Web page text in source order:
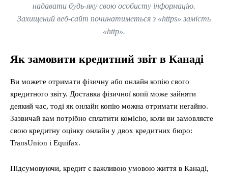
надавати будь-яку свою особисту інформацію.
Захищений веб-сайт починатиметься з «https» замість
«http».
Як замовити кредитний звіт в Канаді
Ви можете отримати фізичну або онлайн копію свого
кредитного звіту. Доставка фізичної копії може зайняти
деякий час, тоді як онлайн копію можна отримати негайно.
Зазвичай вам потрібно сплатити комісію, коли ви замовляєте
свою кредитну оцінку онлайн у двох кредитних бюро:
TransUnion і Equifax.
Підсумовуючи, кредит є важливою умовою життя в Канаді,